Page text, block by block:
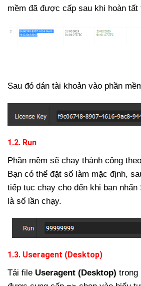
mềm đã được cấp sau khi hoàn tất
Sau đó dán tài khoản vào phần
1.2. Run
Phần mềm sẽ chạy thành công
Bạn có thể đặt số làm mặc định,
tiếp tục chạy cho đến khi bạn nhấn
là số lần chạy.
1.3. Useragent (Desktop)
Tải file Useragent (Desktop) trong